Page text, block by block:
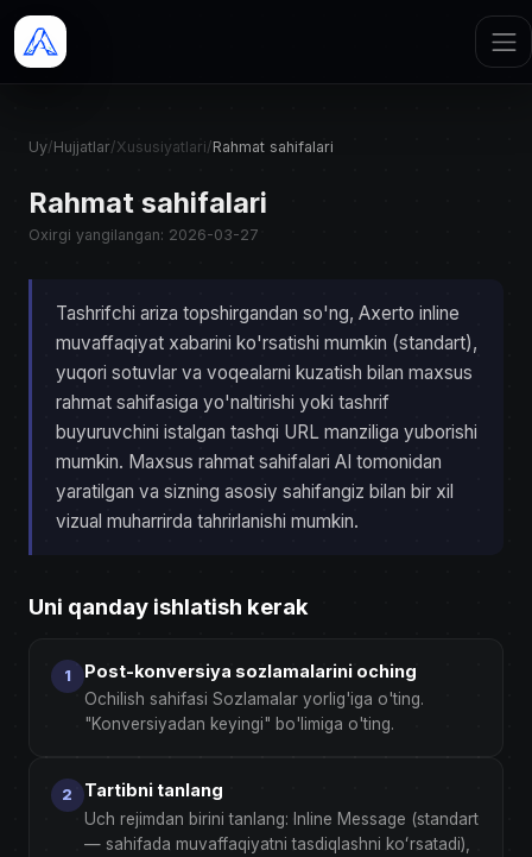
Uy/Hujjatlar/Xususiyatlari/Rahmat sahifalari
Rahmat sahifalari
Oxirgi yangilangan: 2026-03-27
Tashrifchi ariza topshirgandan so'ng, Axerto inline
muvaffaqiyat xabarini ko'rsatishi mumkin (standart),
yuqori sotuvlar va voqealarni kuzatish bilan maxsus
rahmat sahifasiga yo'naltirishi yoki tashrif
buyuruvchini istalgan tashqi URL manziliga yuborishi
mumkin. Maxsus rahmat sahifalari AI tomonidan
yaratilgan va sizning asosiy sahifangiz bilan bir xil
vizual muharrirda tahrirlanishi mumkin.
Uni qanday ishlatish kerak
Post-konversiya sozlamalarini oching
Ochilish sahifasi Sozlamalar yorlig'iga o'ting.
"Konversiyadan keyingi" bo'limiga o'ting.
Tartibni tanlang
Uch rejimdan birini tanlang: Inline Message (standart
— sahifada muvaffaqiyatni tasdiqlashni koʻrsatadi),